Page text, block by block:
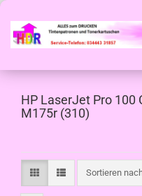
HP LaserJet Pro 100
M175r (310)
Sortieren
Sortieren nach